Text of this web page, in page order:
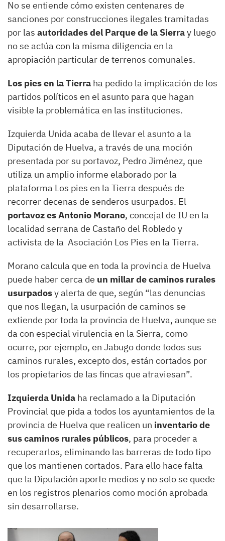
No se entiende cómo existen centenares de
sanciones por construcciones ilegales tramitadas
por las autoridades del Parque de la Sierray luego
no se actúa con la misma diligencia en la
apropiación particular de terrenos comunales.
Los pies en la Tierra ha pedido la implicación de los
partidos políticos en el asunto para que hagan
visible la problemática en las instituciones.
Izquierda Unida acaba de llevar el asunto a la
Diputación de Huelva, a través de una moción
presentada por su portavoz, Pedro Jiménez, que
utiliza un amplio informe elaborado por la
plataforma Los pies en la Tierra después de
recorrer decenas de senderos usurpados. El
portavoz es Antonio Morano, concejal de IU en la
localidad serrana de Castaño del Robledo y
activista de la Asociación Los Pies en la Tierra.
Morano calcula que en toda la provincia de Huelva
puede haber cerca de un millar de caminos rurales
usurpadosy alerta de que, según “las denuncias
que nos llegan, la usurpación de caminos se
extiende por toda la provincia de Huelva, aunque se
da con especial virulencia en la Sierra, como
ocurre, por ejemplo, en Jabugo donde todos sus
caminos rurales, excepto dos, están cortados por
los propietarios de las fincas que atraviesan”.
Izquierda Unida ha reclamado a la Diputación
Provincial que pida a todos los ayuntamientos de la
provincia de Huelva que realicen un inventario de
sus caminos rurales públicos, para proceder a
recuperarlos, eliminando las barreras de todo tipo
que los mantienen cortados. Para ello hace falta
que la Diputación aporte medios y no solo se quede
en los registros plenarios como moción aprobada
sin desarrollarse.